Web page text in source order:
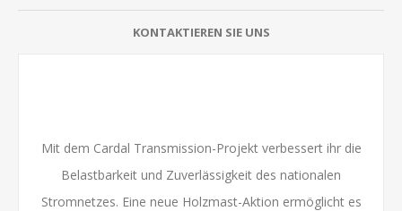
KONTAKTIEREN SIE UNS
Mit dem Cardal Transmission-Projekt verbessert ihr die
Belastbarkeit und Zuverlässigkeit des nationalen
Stromnetzes. Eine neue Holzmast-Aktion ermöglicht es